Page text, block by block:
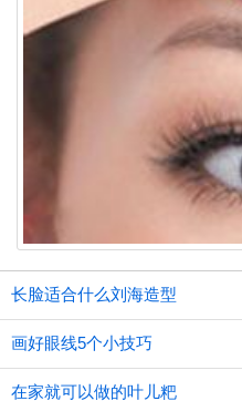
长脸适合什么刘海造型
画好眼线5个小技巧
在家就可以做的叶儿粑